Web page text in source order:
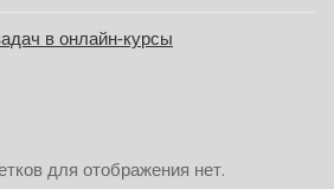
в онлайн‑курсы
для отображения нет.